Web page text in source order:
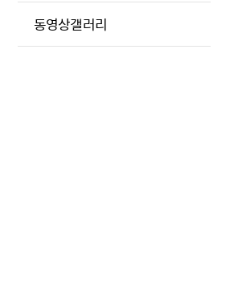
동영상갤러리